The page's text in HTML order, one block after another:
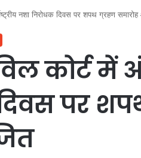
नशा निरोधक दिवस पर शपथ ग्रहण
कोर्ट में
पर